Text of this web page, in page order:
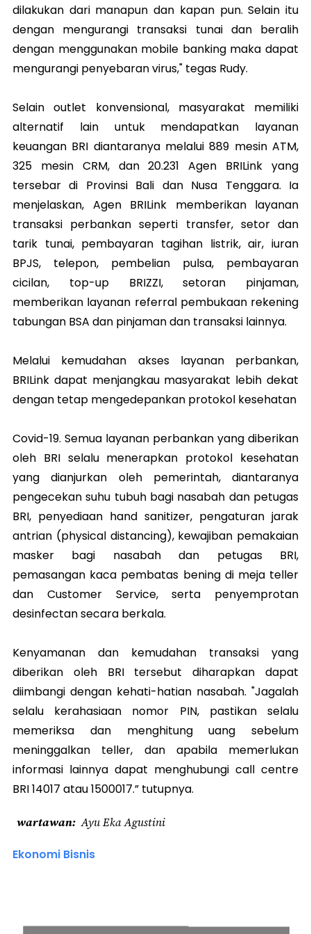
dilakukan dari manapun dan kapan pun. Selain itu
dengan mengurangi transaksi tunai dan beralih
dengan menggunakan mobile banking maka dapat
mengurangi penyebaran virus," tegas Rudy.
Selain outlet konvensional, masyarakat memiliki
alternatif lain untuk mendapatkan layanan
keuangan BRI diantaranya melalui 889 mesin ATM,
325 mesin CRM, dan 20.231 Agen BRILink yang
tersebar di Provinsi Bali dan Nusa Tenggara. Ia
menjelaskan, Agen BRILink memberikan layanan
transaksi perbankan seperti transfer, setor dan
tarik tunai, pembayaran tagihan listrik, air, iuran
BPJS, telepon, pembelian pulsa, pembayaran
cicilan, top-up BRIZZI, setoran pinjaman,
memberikan layanan referral pembukaan rekening
tabungan BSA dan pinjaman dan transaksi lainnya.
Melalui kemudahan akses layanan perbankan,
BRILink dapat menjangkau masyarakat lebih dekat
dengan tetap mengedepankan protokol kesehatan
Covid-19. Semua layanan perbankan yang diberikan
oleh BRI selalu menerapkan protokol kesehatan
yang dianjurkan oleh pemerintah, diantaranya
pengecekan suhu tubuh bagi nasabah dan petugas
BRI, penyediaan hand sanitizer, pengaturan jarak
antrian (physical distancing), kewajiban pemakaian
masker bagi nasabah dan petugas BRI,
pemasangan kaca pembatas bening di meja teller
dan Customer Service, serta penyemprotan
desinfectan secara berkala.
Kenyamanan dan kemudahan transaksi yang
diberikan oleh BRI tersebut diharapkan dapat
diimbangi dengan kehati-hatian nasabah. "Jagalah
selalu kerahasiaan nomor PIN, pastikan selalu
memeriksa dan menghitung uang sebelum
meninggalkan teller, dan apabila memerlukan
informasi lainnya dapat menghubungi call centre
BRI 14017 atau 1500017.” tutupnya.
wartawan Ayu Eka Agustini
Ekonomi Bisnis